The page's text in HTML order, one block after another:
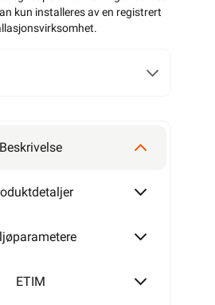
kun installeres av en registrert
.
Beskrivelse
ETIM